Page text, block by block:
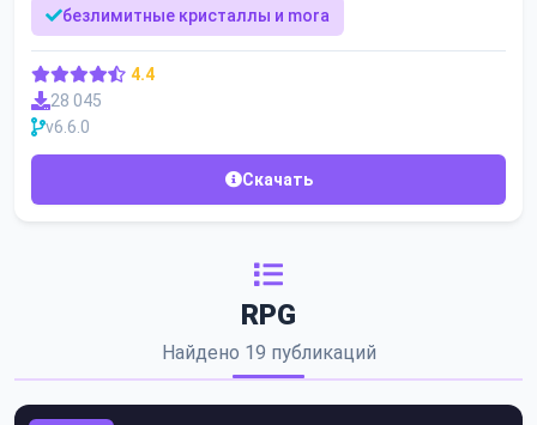
безлимитные кристаллы и mora
4.4
28 045
v6.6.0
Скачать
RPG
Найдено 19 публикаций